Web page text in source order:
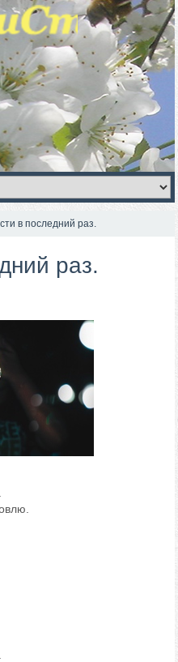
в последний раз.
раз.